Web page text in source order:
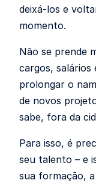
deixá-los e
momento.
Não se prende
cargos, salários
prolongar o
de novos
sabe, fora da
Para isso, é
seu talento – e
sua formação,